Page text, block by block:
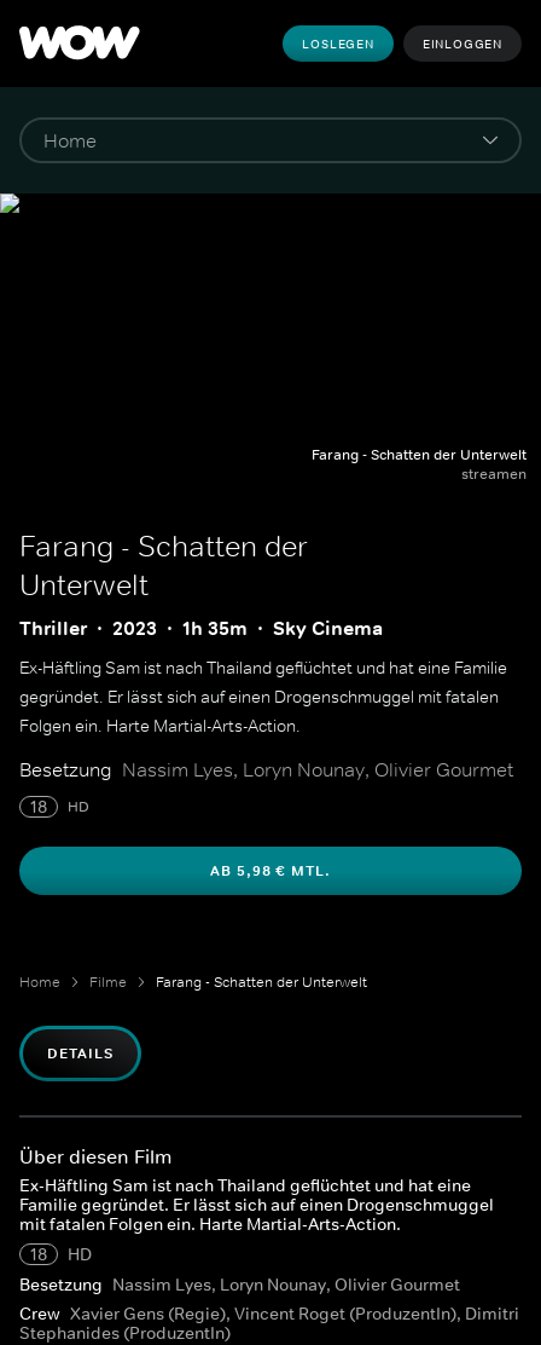
LOSLEGEN EINLOGGEN
Farang - Schatten der Unterwelt
streamen
Farang - Schatten der
Unterwelt
Thriller 2023 1h 35m Sky Cinema
Ex-Häftling Sam ist nach Thailand geflüchtet und hat eine Familie
gegründet. Er lässt sich auf einen Drogenschmuggel mit fatalen
Folgen ein. Harte Martial-Arts-Action.
Besetzung Nassim Lyes, Loryn Nounay, Olivier Gourmet
18 HD
AB 5,98 € MTL.
Home Filme Farang - Schatten der Unterwelt
DETAILS
Über diesen Film
Ex-Häftling Sam ist nach Thailand geflüchtet und hat eine
Familie gegründet. Er lässt sich auf einen Drogenschmuggel
mit fatalen Folgen ein. Harte Martial-Arts-Action.
18
HD
Besetzung Nassim Lyes, Loryn Nounay, Olivier Gourmet
Crew Xavier Gens (Regie), Vincent Roget (ProduzentIn), Dimitri
Stephanides (ProduzentIn)